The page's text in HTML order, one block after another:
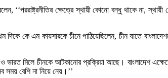
‘‘পররাষ্ট্রনীতির ক্ষেত্রে স্থায়ী কোনো বন্ধু থাকে
কে এম কায়সারকে চীনে পাঠিয়েছিলেন, চীন যাতে
মিলে চীনকে আটকানোর প্রক্রিয়া আছে। বাংলাদেশ
সময় বেশি না নিয়ে নেয়।’’